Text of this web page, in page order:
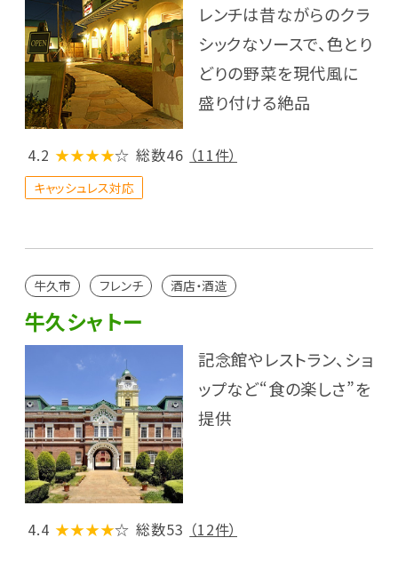
レンチは昔ながらのクラ
シックなソースで、色とり
どりの野菜を現代風に
盛り付ける絶品
4.2 ★★★★☆ 総数46 （11件）
キャッシュレス対応
牛久市 フレンチ 酒店・酒造
牛久シャトー
記念館やレストラン、ショ
ップなど“食の楽しさ”を
提供
4.4 ★★★★☆ 総数53 （12件）